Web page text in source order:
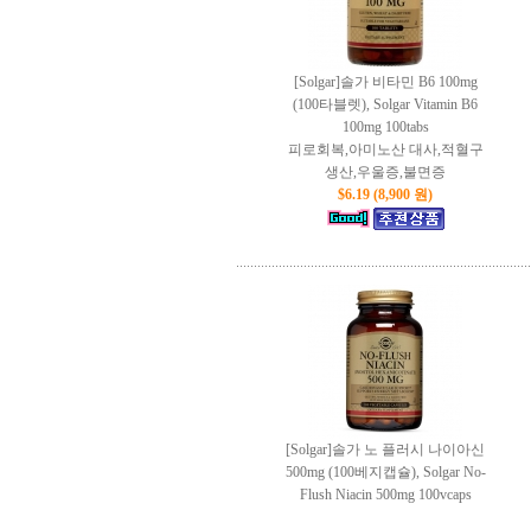
[Solgar]솔가 비타민 B6 100mg
(100타블렛), Solgar Vitamin B6
100mg 100tabs
피로회복,아미노산 대사,적혈구
생산,우울증,불면증
$6.19 (8,900 원)
[Solgar]솔가 노 플러시 나이아신
500mg (100베지캡슐), Solgar No-
Flush Niacin 500mg 100vcaps